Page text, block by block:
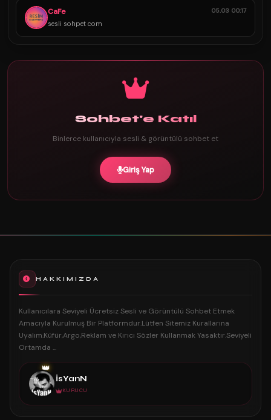
CaFe
sesli sohpet com
05.03 00:17
Sohbet'e Katıl
Binlerce kullanıcıyla sesli & görüntülü sohbet et
Giriş Yap
HAKKIMIZDA
Kullanıcılara Seviyeli Ücretsiz Sesli ve Görüntülü Sohbet Etmek
Amacıyla Kurulmuş Bir Platformdur.Lütfen Sitemiz Kurallarına
Uyalım.Küfür,Argo,Reklam ve Kırıcı Sözler Kullanmak Yasaktır.Seviyeli
Ortamda ...
👑
İsYanN
KURUCU